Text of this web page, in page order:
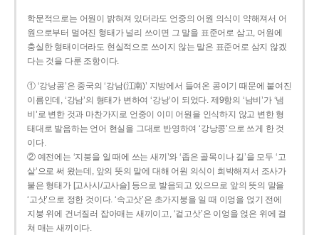
학문적으로는 어원이 밝혀져 있더라도 언중의 어원 의식이 약해져서 어
원으로부터 멀어진 형태가 널리 쓰이면 그 말을 표준어로 삼고, 어원에
충실한 형태이더라도 현실적으로 쓰이지 않는 말은 표준어로 삼지 않겠
다는 것을 다룬 조항이다.
① ‘강낭콩’은 중국의 ‘강남(江南)’ 지방에서 들여온 콩이기 때문에 붙여진
이름인데, ‘강남’의 형태가 변하여 ‘강낭’이 되었다. 제9항의 ‘남비’가 ‘냄
비’로 변한 것과 마찬가지로 언중이 이미 어원을 인식하지 않고 변한 형
태대로 발음하는 언어 현실을 그대로 반영하여 ‘강낭콩’으로 쓰게 한 것
이다.
② 예전에는 ‘지붕을 일 때에 쓰는 새끼’와 ‘좁은 골목이나 길’을 모두 ‘고
샅’으로 써 왔는데, 앞의 뜻의 말에 대해 어원 의식이 희박해져서 조사가
붙은 형태가 [고사시/고사슬] 등으로 발음되고 있으므로 앞의 뜻의 말을
‘고삿’으로 정한 것이다. ‘속고삿’은 초가지붕을 일 때 이엉을 얹기 전에
지붕 위에 건너질러 잡아매는 새끼이고, ‘겉고삿’은 이엉을 얹은 위에 걸
쳐 매는 새끼이다.